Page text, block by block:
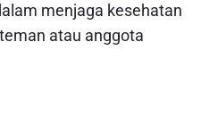
menjaga kesehatan
atau anggota